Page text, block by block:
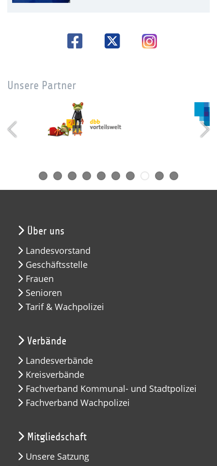
Unsere Partner
Über uns
Landesvorstand
Geschäftsstelle
Frauen
Senioren
Tarif & Wachpolizei
Verbände
Landesverbände
Kreisverbände
Fachverband Kommunal- und Stadtpolizei
Fachverband Wachpolizei
Mitgliedschaft
Unsere Satzung